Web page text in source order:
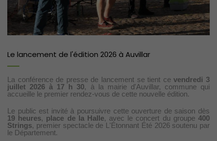
Le lancement de l'édition 2026 à Auvillar
La conférence de presse de lancement se tient cevendredi 3
juillet 2026 à 17 h 30, à la mairie d'Auvillar, commune qui
accueille le premier rendez-vous de cette nouvelle édition.
Le public est invité à poursuivre cette ouverture de saison dès
19 heures, place de la Halle, avec le concert du groupe400
Strings, premier spectacle de L'Étonnant Été 2026 soutenu par
le Département.